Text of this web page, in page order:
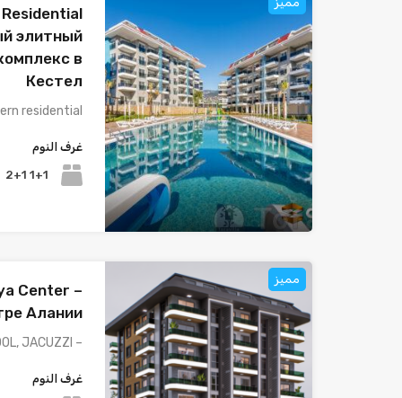
элитный
в
Кестел
residential…
غرف النوم
1+1 2+1
مميز
Center –
Алании
– OUTDOOR SWIMMING POOL, JACUZZI,…
غرف النوم